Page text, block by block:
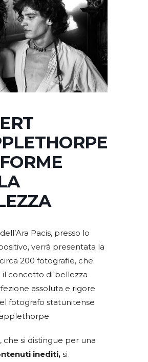
Pacis, presso lo
verrà presentata la
200 fotografie, che
il concetto di bellezza
assoluta e rigore
fotografo statunitense
che si distingue per una
inediti, si